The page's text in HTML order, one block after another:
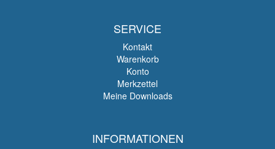
SERVICE
Kontakt
Warenkorb
Konto
Merkzettel
Meine Downloads
INFORMATIONEN